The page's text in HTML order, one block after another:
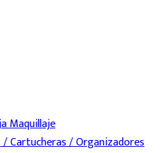
Maquillaje
Cartucheras / Organizadores